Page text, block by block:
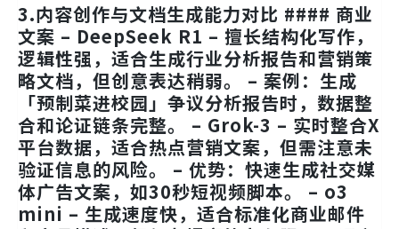
3.内容创作与文档生成能力对比 #### 商业
文案 – DeepSeek R1 – 擅长结构化写作，
逻辑性强，适合生成行业分析报告和营销策
略文档，但创意表达稍弱。 – 案例：生成
「预制菜进校园」争议分析报告时，数据整
合和论证链条完整。 – Grok-3 – 实时整合X
平台数据，适合热点营销文案，但需注意未
验证信息的风险。 – 优势：快速生成社交媒
体广告文案，如30秒短视频脚本。 – o3
mini – 生成速度快，适合标准化商业邮件